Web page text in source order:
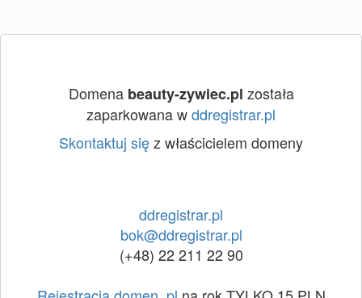
Domena beauty-zywiec.pl została
zaparkowana wddregistrar.pl
Skontaktuj sięz właścicielem domeny
ddregistrar.pl
bok@ddregistrar.pl
(+48) 22 211 22 90